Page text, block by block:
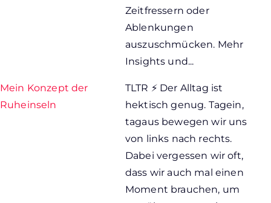
Zeitfressern oder
Ablenkungen
auszuschmücken. Mehr
Insights und...
Mein Konzept der
Ruheinseln
TLTR ⚡ Der Alltag ist
hektisch genug. Tagein,
tagaus bewegen wir uns
von links nach rechts.
Dabei vergessen wir oft,
dass wir auch mal einen
Moment brauchen, um